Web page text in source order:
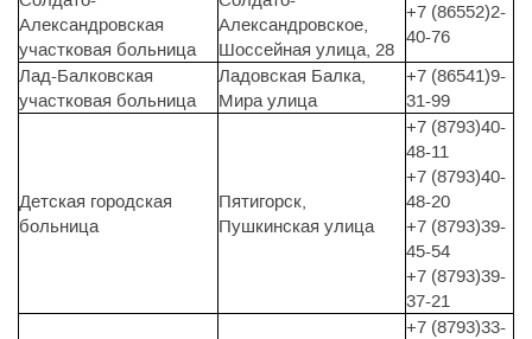
Александровская
участковая больница
Александровское,
Шоссейная улица, 28
+7 (86552)2-
40-76
Лад-Балковская
участковая больница
Ладовская Балка,
Мира улица
+7 (86541)9-
31-99
Детская городская
больница
Пятигорск,
Пушкинская улица
+7 (8793)40-
48-11
+7 (8793)40-
48-20
+7 (8793)39-
45-54
+7 (8793)39-
37-21
+7 (8793)33-